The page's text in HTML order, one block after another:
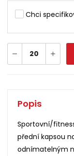
Chci
Popis
Sportovní/
přední kapsou
odnímatelným